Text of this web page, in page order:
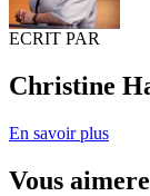
ECRIT PAR
Christine
En savoir plus
Vous